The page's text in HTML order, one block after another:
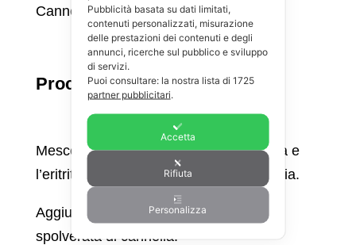
Cannella q.b.
Procedimento:
Mescola la ricotta con il succo d’arancia e
l’eritritolo fino a ottenere una crema liscia.
Aggiungi la scorza grattugiata e una
spolverata di cannella.
Pubblicità basata su dati limitati,
contenuti personalizzati, misurazione
delle prestazioni dei contenuti e degli
annunci, ricerche sul pubblico e sviluppo
di servizi.
Puoi consultare: la nostra lista di 1725
partner pubblicitari.
Accetta
Rifiuta
Personalizza